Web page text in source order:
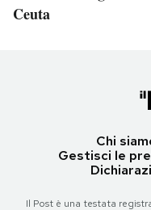
Ceuta
Chi
Gestisci le
Il Post è una testata